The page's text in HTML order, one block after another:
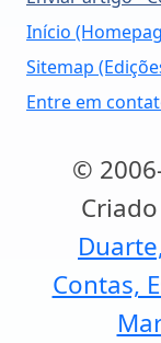
Início
Sitemap
Entre em
©
Contas,